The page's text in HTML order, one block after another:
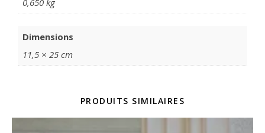
0,650 kg
Dimensions
11,5 × 25 cm
PRODUITS SIMILAIRES